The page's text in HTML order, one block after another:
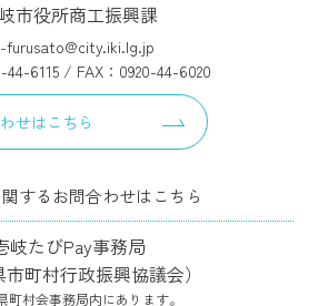
市役所商工振興課
furusato@city.iki.lg.jp
44-6115 / FAX：0920-44-6020
せはこちら
するお問合わせはこちら
岐たびPay事務局
市町村行政振興協議会）
村会事務局内にあります。